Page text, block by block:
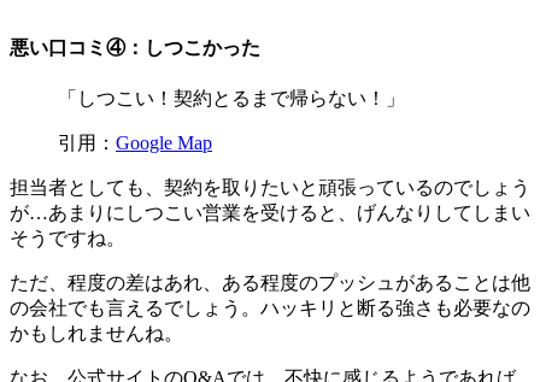
悪い口コミ④：しつこかった
「しつこい！契約とるまで帰らない！」
引用： Google Map
担当者としても、契約を取りたいと頑張っているのでしょう
が…あまりにしつこい営業を受けると、げんなりしてしまい
そうですね。
ただ、程度の差はあれ、ある程度のプッシュがあることは他
の会社でも言えるでしょう。ハッキリと断る強さも必要なの
かもしれませんね。